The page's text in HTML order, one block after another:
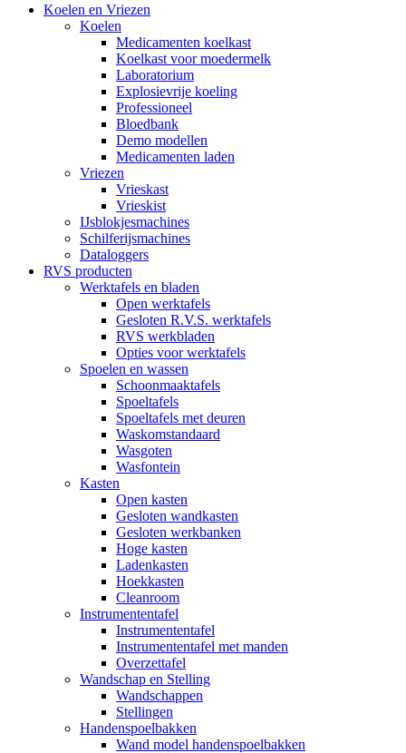
Koelen en Vriezen
Koelen
Medicamenten koelkast
Koelkast voor moedermelk
Laboratorium
Explosievrije koeling
Professioneel
Bloedbank
Demo modellen
Medicamenten laden
Vriezen
Vrieskast
Vrieskist
IJsblokjesmachines
Schilferijsmachines
Dataloggers
RVS producten
Werktafels en bladen
Open werktafels
Gesloten R.V.S. werktafels
RVS werkbladen
Opties voor werktafels
Spoelen en wassen
Schoonmaaktafels
Spoeltafels
Spoeltafels met deuren
Waskomstandaard
Wasgoten
Wasfontein
Kasten
Open kasten
Gesloten wandkasten
Gesloten werkbanken
Hoge kasten
Ladenkasten
Hoekkasten
Cleanroom
Instrumententafel
Instrumententafel
Instrumententafel met manden
Overzettafel
Wandschap en Stelling
Wandschappen
Stellingen
Handenspoelbakken
Wand model handenspoelbakken